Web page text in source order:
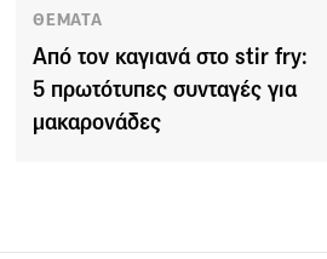
ΘΕΜΑΤΑ
Από τον καγιανά στο stir fry:
5 πρωτότυπες συνταγές για
μακαρονάδες